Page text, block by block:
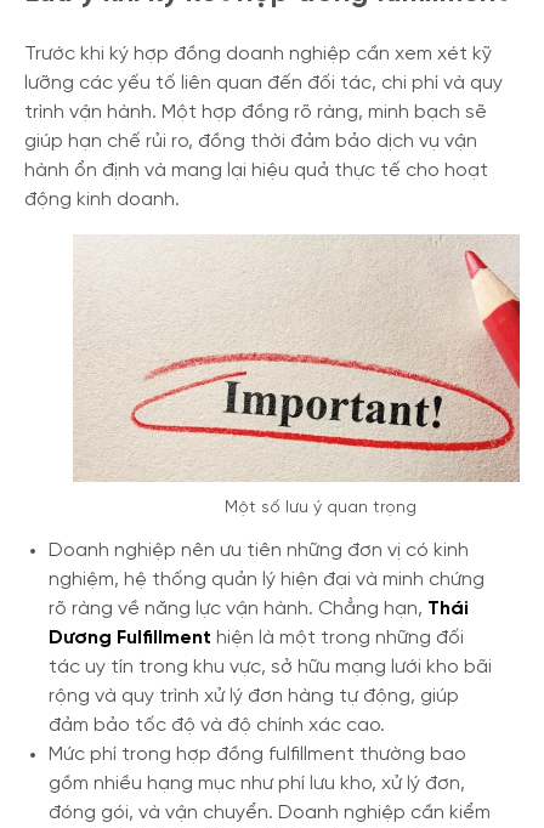
Trước khi ký hợp đồng doanh nghiệp cần xem xét kỹ
lưỡng các yếu tố liên quan đến đối tác, chi phí và quy
trình vận hành. Một hợp đồng rõ ràng, minh bạch sẽ
giúp hạn chế rủi ro, đồng thời đảm bảo dịch vụ vận
hành ổn định và mang lại hiệu quả thực tế cho hoạt
động kinh doanh.
Một số lưu ý quan trọng
Doanh nghiệp nên ưu tiên những đơn vị có kinh
nghiệm, hệ thống quản lý hiện đại và minh chứng
rõ ràng về năng lực vận hành. Chẳng hạn, Thái
Dương Fulfillment hiện là một trong những đối
tác uy tín trong khu vực, sở hữu mạng lưới kho bãi
rộng và quy trình xử lý đơn hàng tự động, giúp
đảm bảo tốc độ và độ chính xác cao.
Mức phí trong hợp đồng fulfillment thường bao
gồm nhiều hạng mục như phí lưu kho, xử lý đơn,
đóng gói, và vận chuyển. Doanh nghiệp cần kiểm